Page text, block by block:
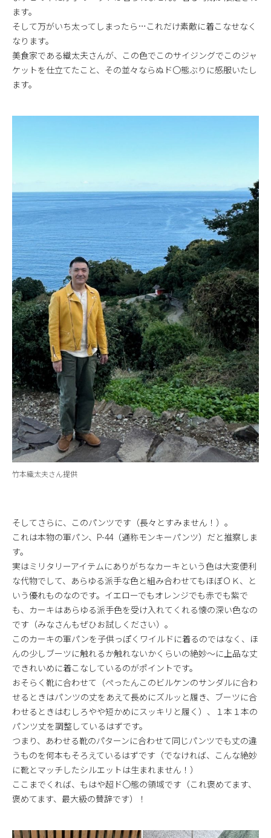
ます。
そして万がいち太ってしまったら…これだけ素敵に着こなせなく
なります。
美食家である織太夫さんが、この色でこのサイジングでこのジャ
ケットを仕立てたこと、その並々ならぬド〇態ぶりに感服いたし
ます。
竹本織太夫さん提供
そしてさらに、このパンツです（長々とすみません！）。
これは本物の軍パン、P-44（通称モンキーパンツ）だと推察しま
す。
実はミリタリーアイテムにありがちなカーキという色は大変便利
な代物でして、あらゆる派手な色と組み合わせてもほぼＯＫ、と
いう優れものなのです。イエローでもオレンジでも赤でも紫で
も、カーキはあらゆる派手色を受け入れてくれる懐の深い色なの
です（みなさんもぜひお試しください）。
このカーキの軍パンを子供っぽくワイルドに着るのではなく、ほ
んの少しブーツに触れるか触れないかくらいの絶妙～に上品な丈
できれいめに着こなしているのがポイントです。
おそらく靴に合わせて（ぺったんこのビルケンのサンダルに合わ
せるときはパンツの丈をあえて長めにズルッと履き、ブーツに合
わせるときはむしろやや短かめにスッキリと履く）、１本１本の
パンツ丈を調整しているはずです。
つまり、あわせる靴のパターンに合わせて同じパンツでも丈の違
うものを何本もそろえているはずです（でなければ、こんな絶妙
に靴とマッチしたシルエットは生まれません！）
ここまでくれば、もはや超ド〇態の領域です（これ褒めてます、
褒めてます、最大級の賛辞です）！